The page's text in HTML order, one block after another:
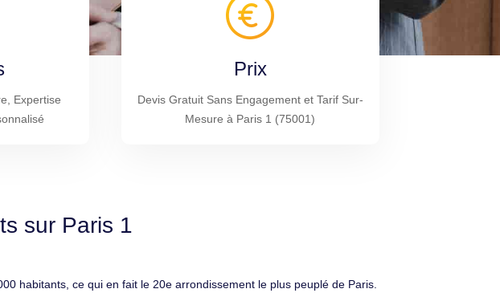
Expertise
Prix
Devis Gratuit Sans Engagement et Tarif Sur-
Mesure à Paris 1 (75001)
sur Paris 1
habitants, ce qui en fait le 20e arrondissement le plus peuplé de Paris.